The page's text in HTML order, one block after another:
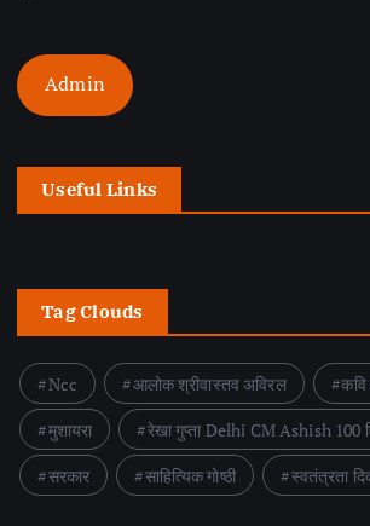
Admin
Useful Links
Tag Clouds
Ncc आलोक श्रीवास्तव अविरल
मुशायरा
रेखा गुप्ता Delhi CM Ashish 100
सरकार
साहित्यिक गोष्ठी स्वतंत्रता